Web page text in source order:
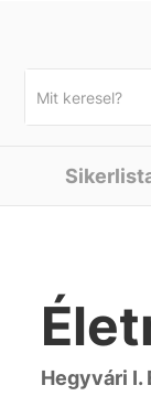
Hegyvári I.